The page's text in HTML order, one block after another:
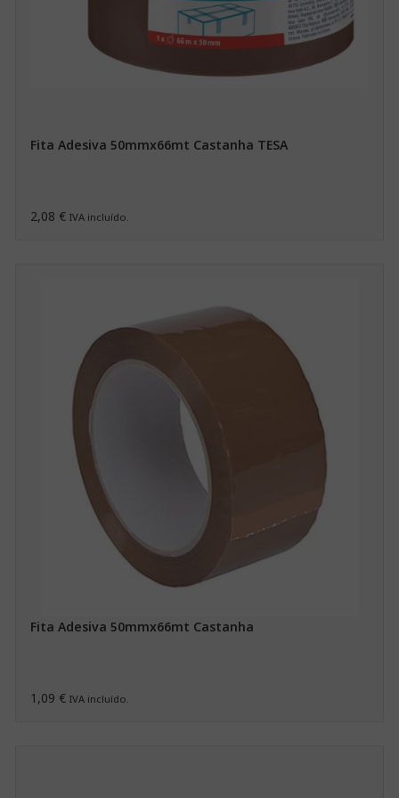
Fita Adesiva 50mmx66mt Castanha TESA
2,08 € IVA incluído.
Fita Adesiva 50mmx66mt Castanha
1,09 € IVA incluído.